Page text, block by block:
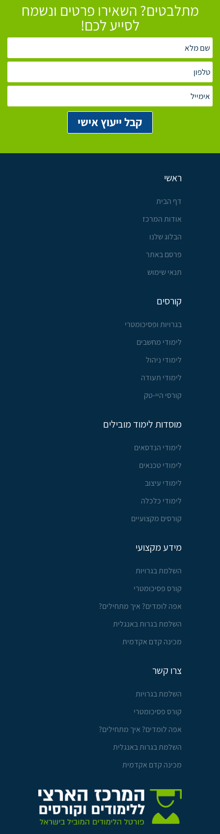
מתלבטים? השאירו פרטים ונשמח
לסייע לכם!
ראשי
דף הבית
אודות המרכז
הבלוג שלנו
פרסם באתר
תנאי שימוש
קורסים
בגרויות ופסיכומטרי
לימודי מחשבים
לימודי ניהול
לימודי תעודה
קורסי היי-טק
מוסדות לימוד מובילים
לימודי הנדסאים
לימודי טכנאים
לימודי עיצוב
לימודי כלכלה
קורסים מקצועיים
מידע מקצועי
השלמת בגרויות
קורס פסיכומטרי
אפה לומדים? איך מתחילים?
השלמת בגרות באנגלית
מכינה קדם אקדמית
צרו קשר
השלמת בגרויות
קורס פסיכומטרי
אפה לומדים? איך מתחילים?
השלמת בגרות באנגלית
מכינה קדם אקדמית